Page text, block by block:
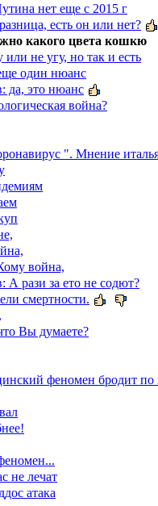
нет еще с 2015 г
есть он или нет?
какого цвета кошкю
не угу, но так и есть
один нюанс
да, это нюанс
война?
". Мнение
война,
А рази за ето не содют?
смертности.
Вы думаете?
феномен бродит по
не лечат
атака